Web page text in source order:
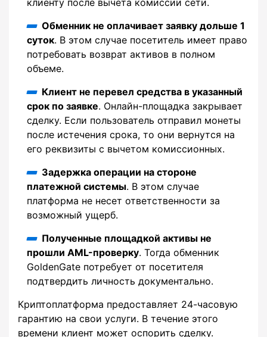
Обменник не оплачивает заявку дольше 1
суток. В этом случае посетитель имеет право
потребовать возврат активов в полном
объеме.
Клиент не перевел средства в указанный
срок по заявке. Онлайн-площадка закрывает
сделку. Если пользователь отправил монеты
после истечения срока, то они вернутся на
его реквизиты с вычетом комиссионных.
Задержка операции на стороне
платежной системы. В этом случае
платформа не несет ответственности за
возможный ущерб.
Полученные площадкой активы не
прошли AML-проверку. Тогда обменник
GoldenGate потребует от посетителя
подтвердить личность документально.
Криптоплатформа предоставляет 24-часовую
гарантию на свои услуги. В течение этого
времени клиент может оспорить сделку.